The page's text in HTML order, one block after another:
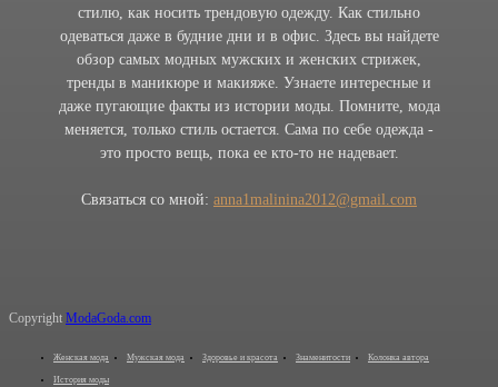
стилю, как носить трендовую одежду. Как стильно
одеваться даже в будние дни и в офис. Здесь вы найдете
обзор самых модных мужских и женских стрижек,
тренды в маникюре и макияже. Узнаете интересные и
даже пугающие факты из истории моды. Помните, мода
меняется, только стиль остается. Сама по себе одежда -
это просто вещь, пока ее кто-то не надевает.
Связаться со мной: anna1malinina2012@gmail.com
Copyright ModaGoda.com
Женская мода Мужская мода Здоровье и красота Знаменитости Колонка автора
История моды